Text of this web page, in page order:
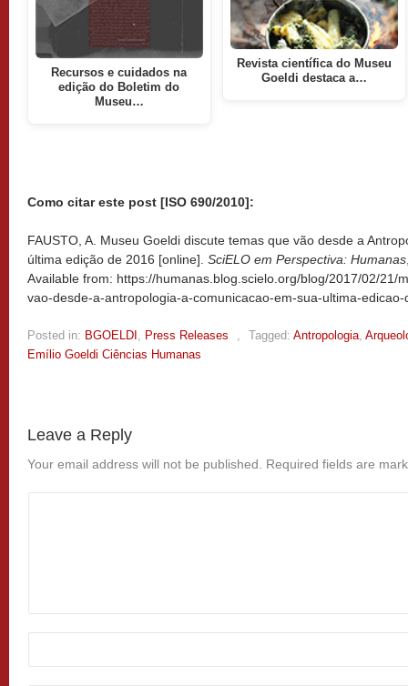
Recursos e cuidados na
edição do Boletim do
Museu…
Revista científica do Museu
Goeldi destaca a…
Como citar este post [ISO 690/2010]:
FAUSTO, A. Museu Goeldi discute temas que vão desde a
última edição de 2016 [online]. SciELO em Perspectiva: Humanas
Available from: https://humanas.blog.scielo.org/blog/2017/02/21/
vao-desde-a-antropologia-a-comunicacao-em-sua-ultima-edicao-
Posted in: BGOELDI Press Releases Tagged: Antropologia
Emílio Goeldi Ciências Humanas
Leave a Reply
Your email address will not be published. Required fields are